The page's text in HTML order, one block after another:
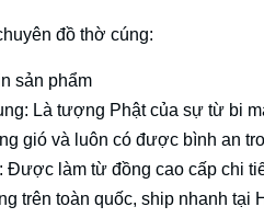
đồ thờ cúng:
sản phẩm
Là tượng Phật của sự từ bi
gió và luôn có được bình an
Được làm từ đồng cao cấp chi
trên toàn quốc, ship nhanh tại